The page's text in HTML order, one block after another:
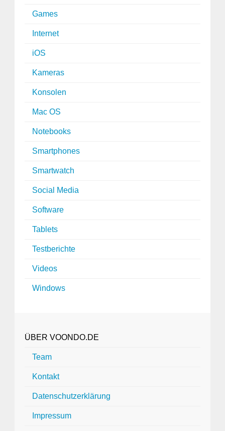
Games
Internet
iOS
Kameras
Konsolen
Mac OS
Notebooks
Smartphones
Smartwatch
Social Media
Software
Tablets
Testberichte
Videos
Windows
ÜBER VOONDO.DE
Team
Kontakt
Datenschutzerklärung
Impressum